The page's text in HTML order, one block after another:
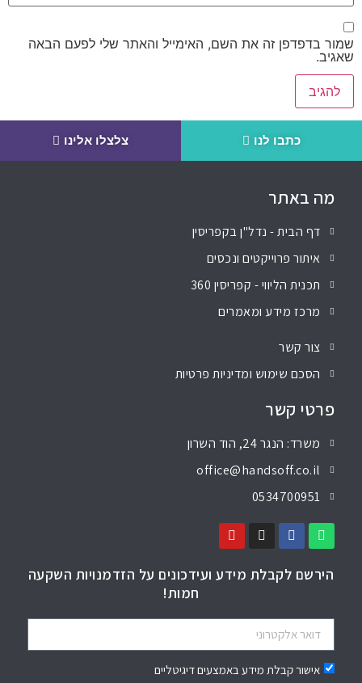
שמור בדפדפן זה את השם, האימייל והאתר שלי לפעם הבאה
שאגיב.
כתבו לנו צלצלו אלינו
מה באתר
דף הבית - נדל"ן בקפריסין
איתור פרוייקטים ונכסים
תכנית הליווי - קפריסין 360
מרכז מידע ומאמרים
צור קשר
הסכם שימוש ומדיניות פרטיות
פרטי קשר
משרד: הנגר 24, הוד השרון
office@handsoff.co.il
0534700951
הירשם לקבלת מידע ועידכונים על הזדמנויות השקעה
חמות!
אישור קבלת מידע באמצעים דיגיטליים